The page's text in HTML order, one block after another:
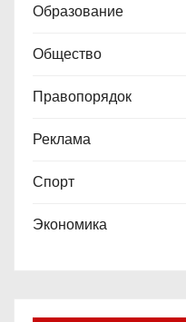
Образование
Общество
Правопорядок
Реклама
Спорт
Экономика